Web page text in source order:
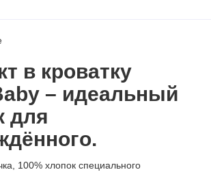
в кроватку
– идеальный
для
100% хлопок специального